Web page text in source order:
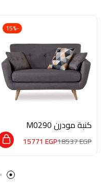
-15%
كنبة مودرن M0290
18537EGP
15771 EGP